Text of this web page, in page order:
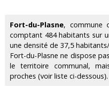
Fort-du-Plasne, commune
comptant 484 habitants sur
une densité de 37,5 habitants/
Fort-du-Plasne ne dispose
le territoire communal,
proches (voir liste ci-dessous).